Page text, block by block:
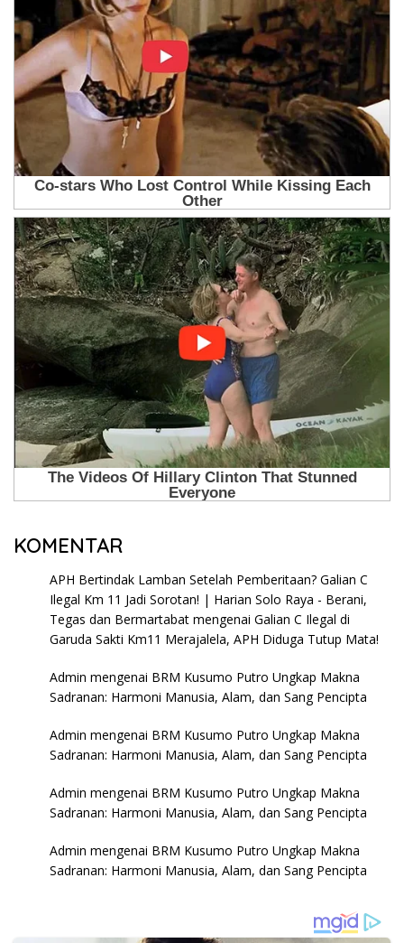
KOMENTAR
APH Bertindak Lamban Setelah Pemberitaan? Galian C
Ilegal Km 11 Jadi Sorotan! | Harian Solo Raya - Berani,
Tegas dan Bermartabat mengenai Galian C Ilegal di
Garuda Sakti Km11 Merajalela, APH Diduga Tutup Mata!
Admin mengenai BRM Kusumo Putro Ungkap Makna
Sadranan: Harmoni Manusia, Alam, dan Sang Pencipta
Admin mengenai BRM Kusumo Putro Ungkap Makna
Sadranan: Harmoni Manusia, Alam, dan Sang Pencipta
Admin mengenai BRM Kusumo Putro Ungkap Makna
Sadranan: Harmoni Manusia, Alam, dan Sang Pencipta
Admin mengenai BRM Kusumo Putro Ungkap Makna
Sadranan: Harmoni Manusia, Alam, dan Sang Pencipta